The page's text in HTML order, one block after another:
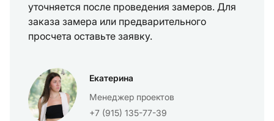
уточняется после проведения замеров. Для
заказа замера или предварительного
просчета оставьте заявку.
Екатерина
Менеджер проектов
+7 (915) 135-77-39